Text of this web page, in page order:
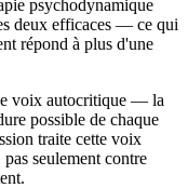
psychodynamique
deux efficaces — ce qui
répond à plus d'une
voix autocritique — la
possible de chaque
traite cette voix
seulement contre